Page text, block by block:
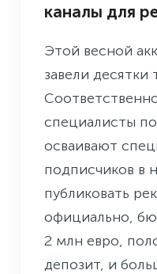
каналы для
Этой весной
завели десятки
специалисты
осваивают
подписчиков в
публиковать
официально,
2 млн евро,
депозит, и